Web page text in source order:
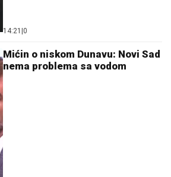
14:21 |0
Mićin o niskom Dunavu: Novi Sad
nema problema sa vodom